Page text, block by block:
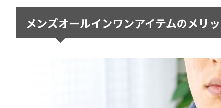
メンズオールインワンアイテムのメリ